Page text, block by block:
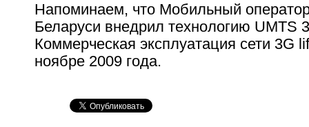
Напоминаем, что Мобильный
Беларуси внедрил технологию UMTS
Коммерческая эксплуатация сети 3G
ноябре 2009 года.